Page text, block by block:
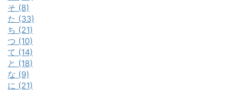
そ (8)
た (33)
ち (21)
つ (10)
て (14)
と (18)
な (9)
に (21)